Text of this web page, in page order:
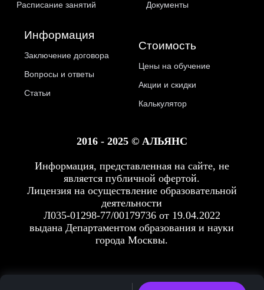
Расписание занятий
Стоимость
Цены на обучение
Акции и скидки
Калькулятор
Документы
Информация
Заключение договора
Вопросы и ответы
Статьи
2016 - 2025 © АЛЬЯНС
Информация, представленная на сайте, не
является публичной офертой.
Лицензия на осуществление образовательной
деятельности
Л035-01298-77/00179736 от 19.04.2022
выдана Департаментом образования и науки
города Москвы.